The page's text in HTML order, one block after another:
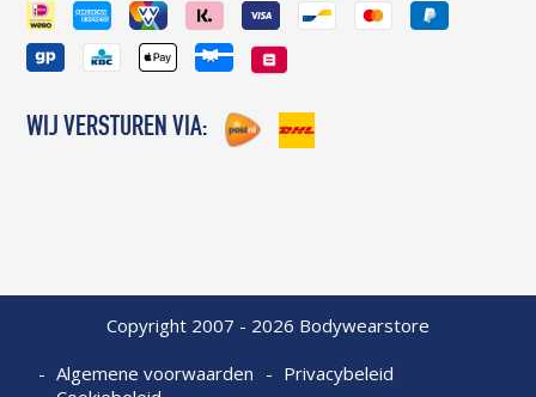
WIJ VERSTUREN VIA:
Copyright 2007 - 2026 Bodywearstore
Algemene voorwaarden
Privacybeleid